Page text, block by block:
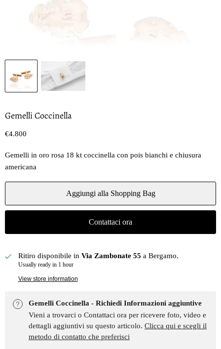
Gemelli Coccinella
Prezzo oggi
€4.800
Gemelli in oro rosa 18 kt coccinella con pois bianchi e chiusura
americana
Aggiungi alla Shopping Bag
Contattaci ora
Ritiro disponibile in Via Zambonate 55 a Bergamo.
Usually ready in 1 hour
View store information
Gemelli Coccinella - Richiedi Informazioni aggiuntive
Vieni a trovarci o Contattaci ora per ricevere foto, video e
dettagli aggiuntivi su questo articolo. Clicca qui e scegli il
metodo di contatto che preferisci